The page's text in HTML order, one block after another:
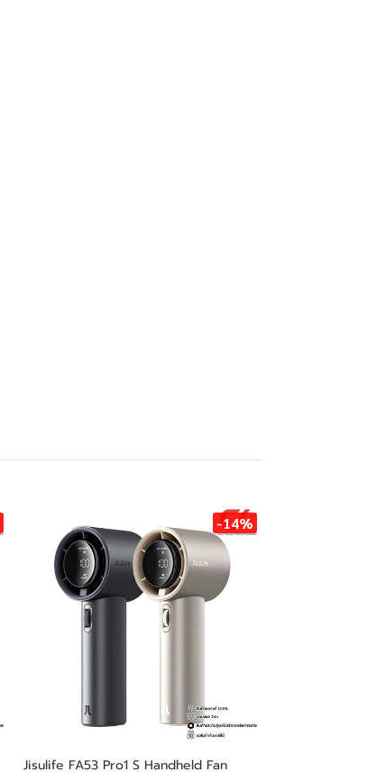
-14%
Jisulife FA53 Pro1 S Handheld Fan